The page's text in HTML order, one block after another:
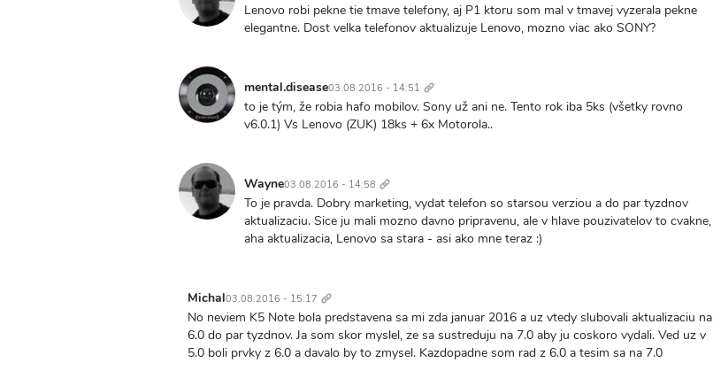
Lenovo robi pekne tie tmave telefony, aj P1 ktoru som mal v tmavej vyzerala pekne
elegantne. Dost velka telefonov aktualizuje Lenovo, mozno viac ako SONY?
mental.disease03.08.2016 - 14:51 odkaz
to je tým, že robia hafo mobilov. Sony už ani ne. Tento rok iba 5ks (všetky rovno
v6.0.1) Vs Lenovo (ZUK) 18ks + 6x Motorola..
Wayne03.08.2016 - 14:58 odkaz
To je pravda. Dobry marketing, vydat telefon so starsou verziou a do par tyzdnov
aktualizaciu. Sice ju mali mozno davno pripravenu, ale v hlave pouzivatelov to cvakne,
aha aktualizacia, Lenovo sa stara - asi ako mne teraz :)
Michal03.08.2016 - 15:17 odkaz
No neviem K5 Note bola predstavena sa mi zda januar 2016 a uz vtedy slubovali aktualizaciu na
6.0 do par tyzdnov. Ja som skor myslel, ze sa sustreduju na 7.0 aby ju coskoro vydali. Ved uz v
5.0 boli prvky z 6.0 a davalo by to zmysel. Kazdopadne som rad z 6.0 a tesim sa na 7.0